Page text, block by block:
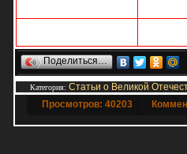
Поделиться…
Категория: Статьи о Великой
Просмотров: 40203